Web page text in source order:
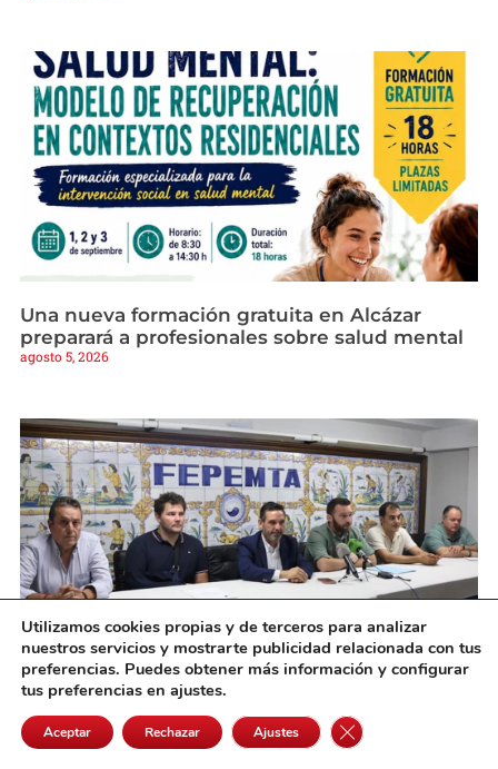
Una nueva formación gratuita en Alcázar
preparará a profesionales sobre salud mental
agosto 5, 2026
Diputación y FEPEMTA promueven la
transformación de su sede para convertirla en
un centro empresarial
agosto 5, 2026
Utilizamos cookies propias y de terceros para analizar
nuestros servicios y mostrarte publicidad relacionada con tus
preferencias. Puedes obtener más información y configurar
tus preferencias en ajustes.
Aceptar Rechazar Ajustes Cerrar el banner de